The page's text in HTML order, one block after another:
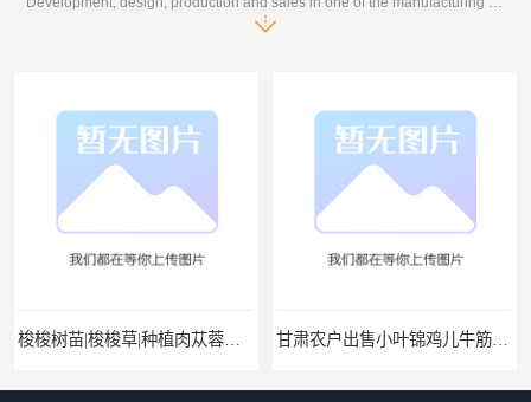
梭梭树苗|梭梭草|种植肉苁蓉专用梭梭树 甘肃农户出售小叶锦鸡儿牛筋条毛条白柠条 一年生柠条